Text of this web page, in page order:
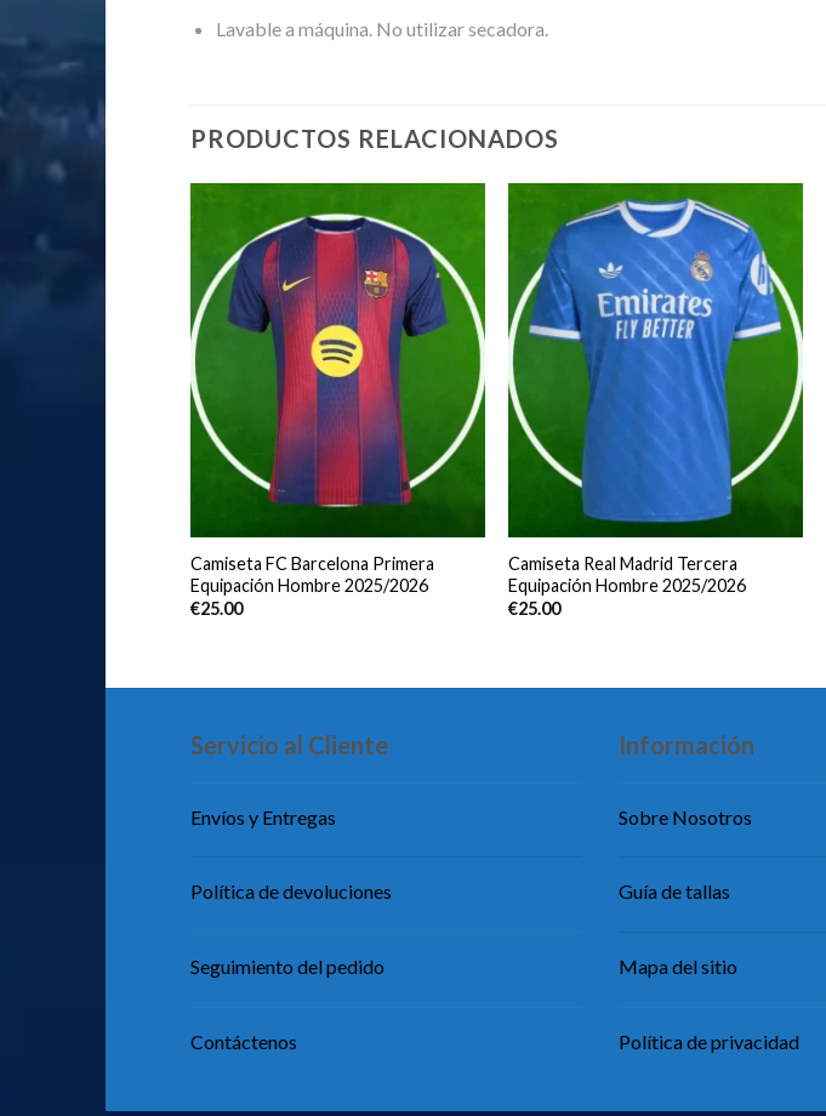
Lavable a máquina. No utilizar secadora.
PRODUCTOS RELACIONADOS
Camiseta FC Barcelona Primera
Equipación Hombre 2025/2026
€25.00
Camiseta Real Madrid Tercera
Equipación Hombre 2025/2026
€25.00
Servicio al Cliente
Envíos y Entregas
Política de devoluciones
Seguimiento del pedido
Contáctenos
Información
Sobre Nosotros
Guía de tallas
Mapa del sitio
Política de privacidad